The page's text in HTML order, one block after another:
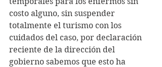
costo alguno, sin suspender
totalmente el turismo con los
cuidados del caso, por declaración
reciente de la dirección del
gobierno sabemos que esto ha